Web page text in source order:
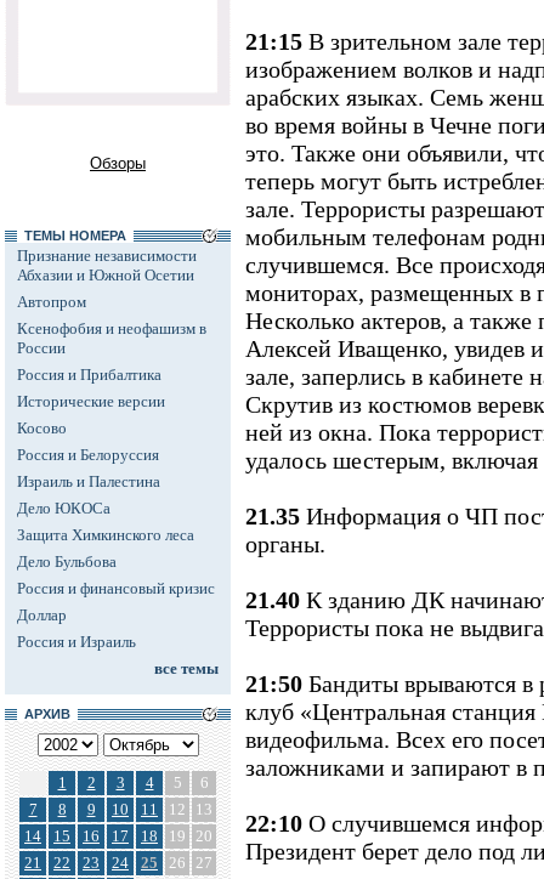
Обзоры
ТЕМЫ НОМЕРА
Признание независимости
Абхазии и Южной Осетии
Автопром
Ксенофобия и неофашизм в
России
Россия и Прибалтика
Исторические версии
Косово
Россия и Белоруссия
Израиль и Палестина
Дело ЮКОСа
Защита Химкинского леса
Дело Бульбова
Россия и финансовый кризис
Доллар
Россия и Израиль
все темы
АРХИВ
1 2 3 4 5
6
7
8 9 10 11 12
13
14
15 16 17 18 19 20
21
22 23 24 25 26 27
21:15 В зрительном зале
изображением волков и
арабских языках. Семь
во время войны в Чечне
это. Также они объявили,
теперь могут быть
зале. Террористы
мобильным телефонам
случившемся. Все
мониторах, размещенных в
Несколько актеров, а
Алексей Иващенко, увидев
зале, заперлись в кабинете
Скрутив из костюмов
ней из окна. Пока
удалось шестерым,
21.35 Информация о ЧП
органы.
21.40 К зданию ДК
Террористы пока не
21:50 Бандиты врываются в
клуб «Центральная
видеофильма. Всех его
заложниками и запирают в
22:10 О случившемся
Президент берет дело под